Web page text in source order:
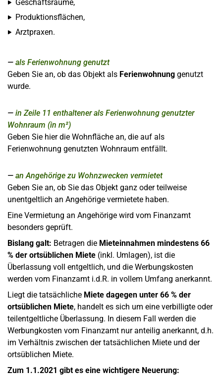
Geschäftsräume,
Produktionsflächen,
Arztpraxen.
als Ferienwohnung genutzt
Geben Sie an, ob das Objekt als Ferienwohnung genutzt
wurde.
in Zeile 11 enthaltener als Ferienwohnung genutzter
Wohnraum (in m²)
Geben Sie hier die Wohnfläche an, die auf als
Ferienwohnung genutzten Wohnraum entfällt.
an Angehörige zu Wohnzwecken vermietet
Geben Sie an, ob Sie das Objekt ganz oder teilweise
unentgeltlich an Angehörige vermietete haben.
Eine Vermietung an Angehörige wird vom Finanzamt
besonders geprüft.
Bislang galt: Betragen die Mieteinnahmen mindestens 66
% der ortsüblichen Miete (inkl. Umlagen), ist die
Überlassung voll entgeltlich, und die Werbungskosten
werden vom Finanzamt i.d.R. in vollem Umfang anerkannt.
Liegt die tatsächliche Miete dagegen unter 66 % der
ortsüblichen Miete, handelt es sich um eine verbilligte oder
teilentgeltliche Überlassung. In diesem Fall werden die
Werbungkosten vom Finanzamt nur anteilig anerkannt, d.h.
im Verhältnis zwischen der tatsächlichen Miete und der
ortsüblichen Miete.
Zum 1.1.2021 gibt es eine wichtigere Neuerung: